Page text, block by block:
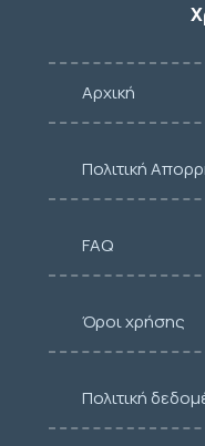
Αρχική
Πολιτική
FAQ
Όροι χρήσης
Πολιτική